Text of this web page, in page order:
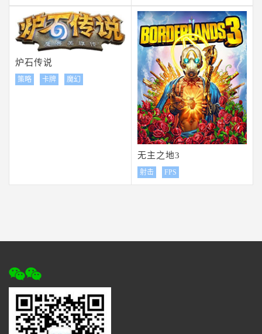
炉石传说
策略 卡牌 魔幻
无主之地3
射击 FPS